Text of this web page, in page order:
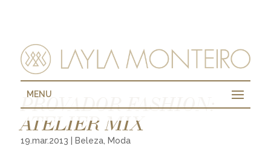
MENU
PROVADOR FASHION:
ATELIER MIX
19.mar.2013 Beleza, Moda